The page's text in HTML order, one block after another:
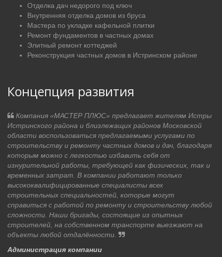
Отделка дач недорого под ключ
Внутренняя отделка домов из бруса
Мастера по укладке кафельной плитки
Ремонт фундаментов в частных домах
Элитный ремонт коттеджей
Реконструкция частных домов в Истринском районе
Концепция развития
Компания «МАСТЕР ПЛЮС» предлагает жителям Истры
Истринского района и близлежащих районов Московской
области воспользоваться предлагаемыми услугами по
строительству и ремонту частных домов и дач, благодаря
которым можно с легкостью избавить себя от
изнурительной работы, требующей как физических, так и
временных затрат. В компании работают только
высококвалифицированные специалисты всех
строительных специальностей, которые могут
справиться с работой по ремонту и строительству любой
сложности. Наши бригады, состоящие из опытных
строителей, на собственном транспорте выезжают на
объекты любой отдалённости.
Администрация компании